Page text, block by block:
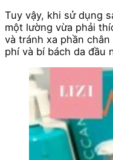
Tuy vậy, khi sử dụng
một lường vừa phải
và tránh xa phần
phí và bí bách da đầu